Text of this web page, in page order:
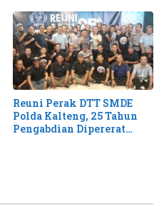
Reuni Perak DTT SMDE
Polda Kalteng, 25 Tahun
Pengabdian Dipererat